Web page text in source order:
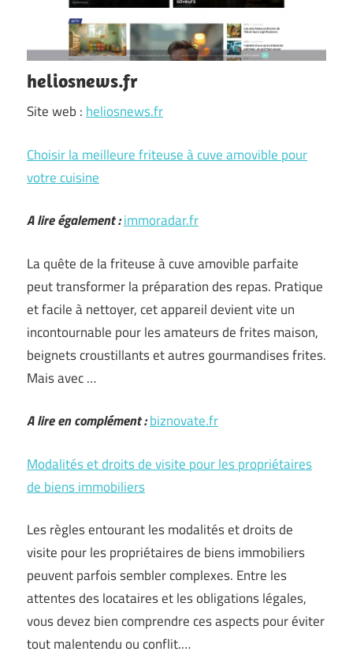
heliosnews.fr
Site web : heliosnews.fr
Choisir la meilleure friteuse à cuve amovible pour
votre cuisine
A lire également :immoradar.fr
La quête de la friteuse à cuve amovible parfaite
peut transformer la préparation des repas. Pratique
et facile à nettoyer, cet appareil devient vite un
incontournable pour les amateurs de frites maison,
beignets croustillants et autres gourmandises frites.
Mais avec …
A lire en complément :biznovate.fr
Modalités et droits de visite pour les propriétaires
de biens immobiliers
Les règles entourant les modalités et droits de
visite pour les propriétaires de biens immobiliers
peuvent parfois sembler complexes. Entre les
attentes des locataires et les obligations légales,
vous devez bien comprendre ces aspects pour éviter
tout malentendu ou conflit.…